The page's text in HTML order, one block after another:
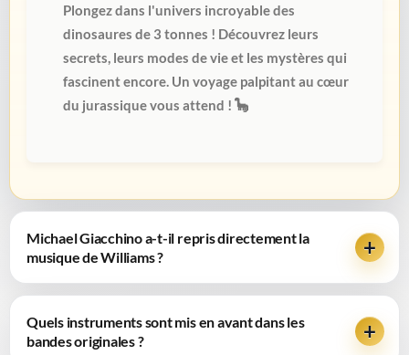
Plongez dans l'univers incroyable des
dinosaures de 3 tonnes ! Découvrez leurs
secrets, leurs modes de vie et les mystères qui
fascinent encore. Un voyage palpitant au cœur
du jurassique vous attend ! 🦕
Michael Giacchino a-t-il repris directement la
musique de Williams ?
Quels instruments sont mis en avant dans les
bandes originales ?